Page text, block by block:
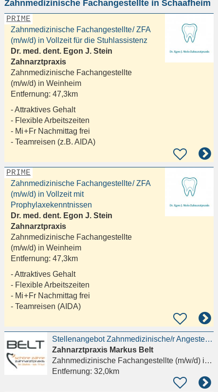
eingeben
Zahnmedizinische Fachangestellte in Schaafheim
PRIME
Zahnmedizinische Fachangestellte / ZFA
(m/w/d) in Vollzeit für die Stuhlassistenz
Dr. med. dent. Egon J. Stein
Zahnarztpraxis
Zahnmedizinische Fachangestellte
(m/w/d) in Weinheim
Entfernung: 47,3km
- Attraktives Gehalt
- Flexible Arbeitszeiten
- Mi + Fr Nachmittag frei
- Teamreisen (z.B. AIDA)
PRIME
Zahnmedizinische Fachangestellte / ZFA
(m/w/d) in Vollzeit mit
Prophylaxekenntnissen
Dr. med. dent. Egon J. Stein
Zahnarztpraxis
Zahnmedizinische Fachangestellte
(m/w/d) in Weinheim
Entfernung: 47,3km
- Attraktives Gehalt
- Flexible Arbeitszeiten
- Mi + Fr Nachmittag frei
- Teamreisen (AIDA)
Stellenangebot Zahnmedizinische/r Angestellte/r - ZFA (m/w/d)
Zahnarztpraxis Markus Belt
Zahnmedizinische Fachangestellte (m/w/d)in Griesheim
Entfernung: 32,0km